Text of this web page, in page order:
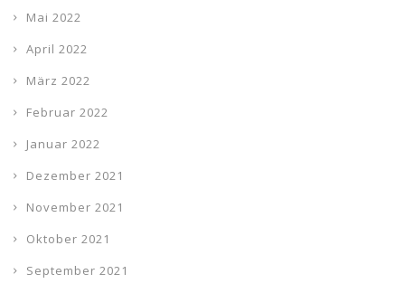
Mai 2022
April 2022
März 2022
Februar 2022
Januar 2022
Dezember 2021
November 2021
Oktober 2021
September 2021